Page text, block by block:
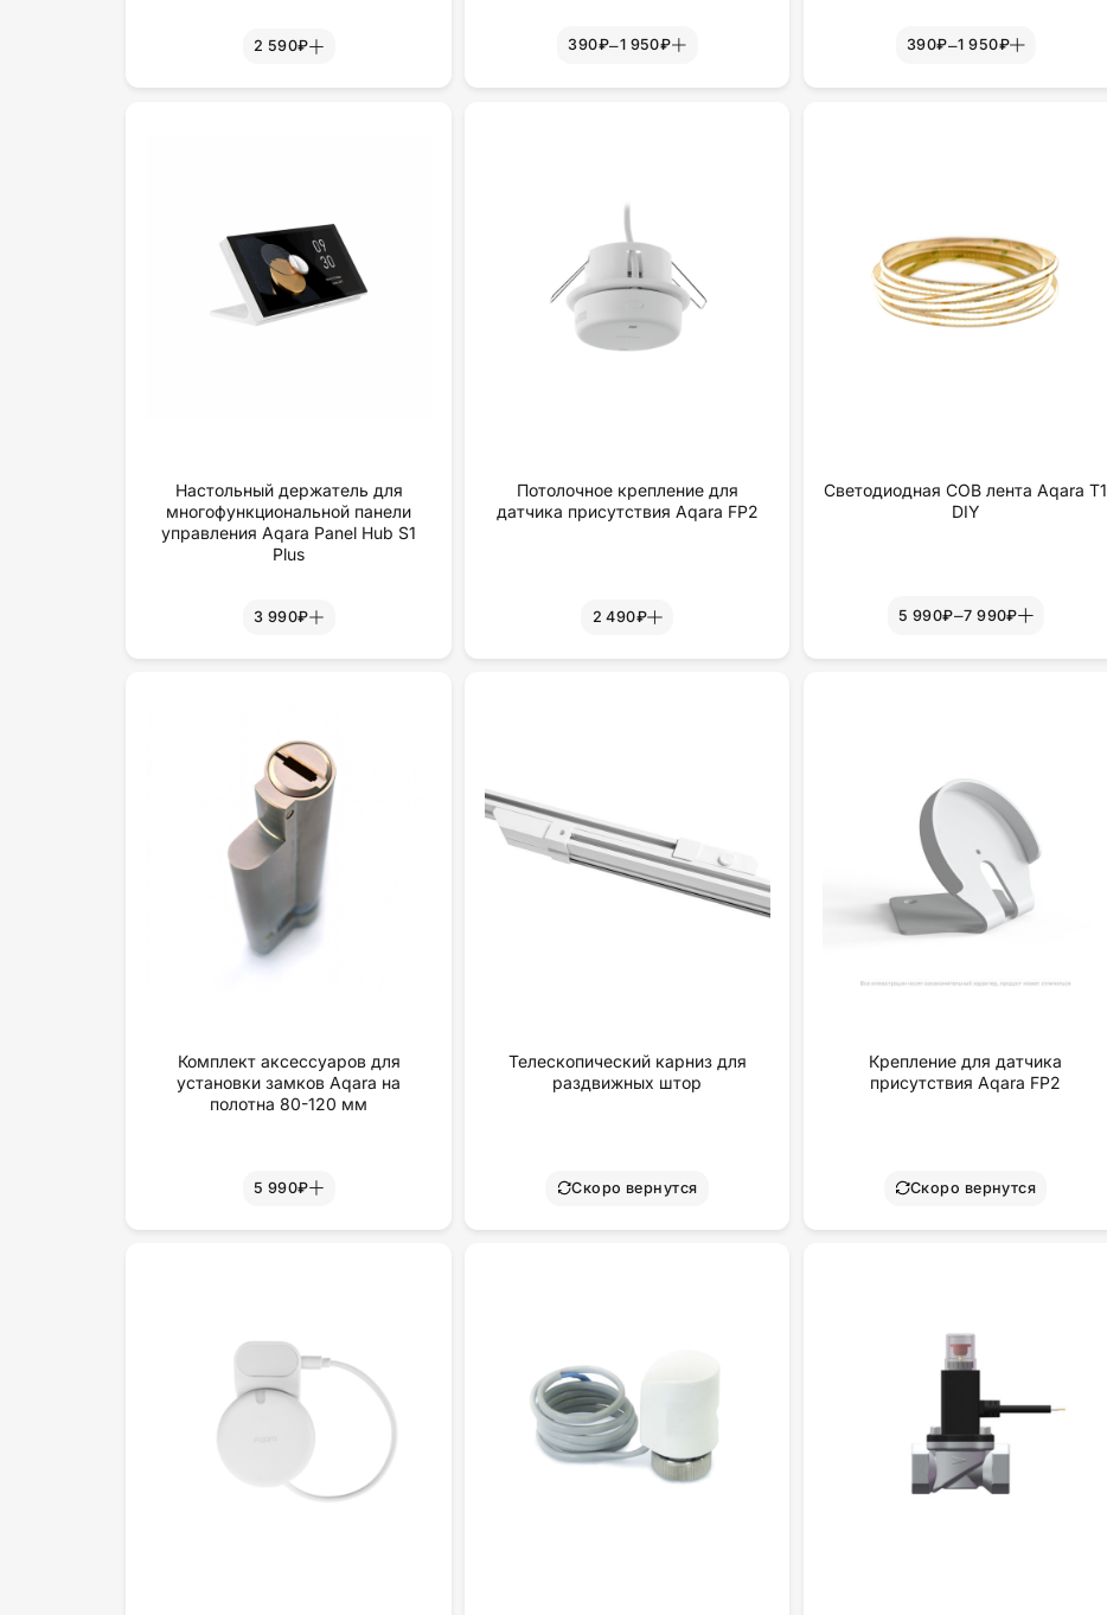
2 590₽ 390₽–1 950₽ 390₽–1 950₽
Настольный держатель для
многофункциональной панели
управления Aqara Panel Hub S1
Plus
3 990₽
Потолочное крепление для
датчика присутствия Aqara FP2
2 490₽
Светодиодная COB лента Aqara T1
DIY
5 990₽–7 990₽
Комплект аксессуаров для
установки замков Aqara на
полотна 80-120 мм
5 990₽
Телескопический карниз для
раздвижных штор
Скоро вернутся
Крепление для датчика
присутствия Aqara FP2
Скоро вернутся